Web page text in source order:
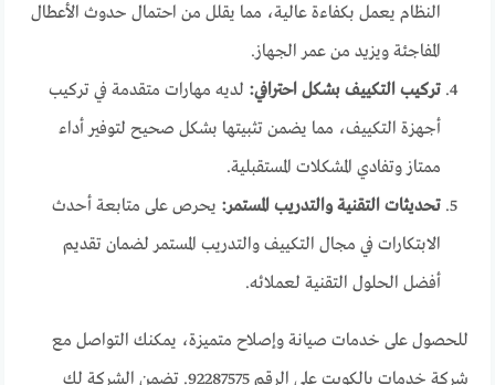
النظام يعمل بكفاءة عالية، مما يقلل من احتمال حدوث الأعطال
المفاجئة ويزيد من عمر الجهاز.
تركيب التكييف بشكل احترافي: لديه مهارات متقدمة في تركيب
أجهزة التكييف، مما يضمن تثبيتها بشكل صحيح لتوفير أداء
ممتاز وتفادي المشكلات المستقبلية.
تحديثات التقنية والتدريب المستمر: يحرص على متابعة أحدث
الابتكارات في مجال التكييف والتدريب المستمر لضمان تقديم
أفضل الحلول التقنية لعملائه.
للحصول على خدمات صيانة وإصلاح متميزة، يمكنك التواصل مع
شركة خدمات بالكويت على الرقم 92287575. تضمن الشركة لك